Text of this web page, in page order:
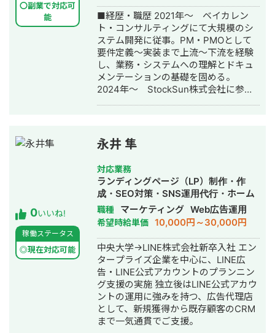
〇副業で対応可
能
■経歴・職歴 2021年〜 ベイカレン
ト・コンサルティングにて大規模のシ
ステム開発に従事。PM・PMOとして
要件定義〜実装まで上流〜下流を経験
し、業務・システムへの理解とドキュ
メンテーションの基礎を固める。
2024年〜 StockSun株式会社に参
ートナーと協働しながら、シリーズ全
体の売上・利益成長を牽引するポジシ
ョンを担う。 ■実績 #ITコンサルタン
ト ・大手証券会社 情報システム部門
のシステム開発保守運用のPMとして、
数百万円〜数億円程度の開発規模の
PMを実施。 主に要件定義〜設計、
UAT〜リリース支援を行う。 ・大手航
空会社 数百億円規模のWebサービス
開発のPMOとして、受託企業側で参
画。PJ課題のマネジメントに従事。 ・
大手不動産会社 情報システム部門の
研修設計〜実行まで支援。 営業・
CRMシステムの新規開発PMOとして支
援。 #道場シリーズ運営(マーケ〜セー
ルスまで一気通貫で対応) ・マーケティ
0いいね!
稼働ステータス
◎現在対応可能
永井 隼
対応業務
ランディングページ（LP）制作・作
成・SEO対策・SNS運用代行・ホーム
ページ制作・作成・リスティング広告
運用代行
職種 マーケティング Web広告運用
希望時給単価 10,000円～30,000円
中央大学→LINE株式会社新卒入社 エン
タープライズ企業を中心に、LINE広
告・LINE公式アカウントのプランニン
グ支援の実施 独立後はLINE公式アカウ
ントの運用に強みを持つ、広告代理店
として、新規獲得から既存顧客のCRM
まで一気通貫でご支援。